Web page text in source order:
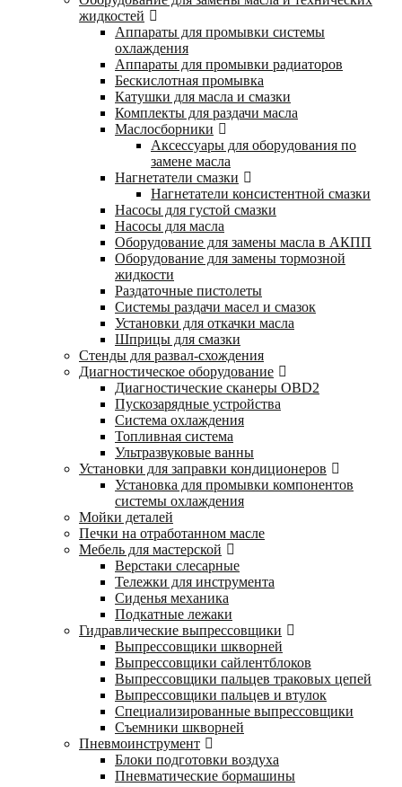
жидкостей
Аппараты для промывки системы
охлаждения
Аппараты для промывки радиаторов
Бескислотная промывка
Катушки для масла и смазки
Комплекты для раздачи масла
Маслосборники
Аксессуары для оборудования по
замене масла
Нагнетатели смазки
Нагнетатели консистентной смазки
Насосы для густой смазки
Насосы для масла
Оборудование для замены масла в АКПП
Оборудование для замены тормозной
жидкости
Раздаточные пистолеты
Системы раздачи масел и смазок
Установки для откачки масла
Шприцы для смазки
Стенды для развал-схождения
Диагностическое оборудование
Диагностические сканеры OBD2
Пускозарядные устройства
Система охлаждения
Топливная система
Ультразвуковые ванны
Установки для заправки кондиционеров
Установка для промывки компонентов
системы охлаждения
Мойки деталей
Печки на отработанном масле
Мебель для мастерской
Верстаки слесарные
Тележки для инструмента
Сиденья механика
Подкатные лежаки
Гидравлические выпрессовщики
Выпрессовщики шкворней
Выпрессовщики сайлентблоков
Выпрессовщики пальцев траковых цепей
Выпрессовщики пальцев и втулок
Специализированные выпрессовщики
Cъемники шкворней
Пневмоинструмент
Блоки подготовки воздуха
Пневматические бормашины